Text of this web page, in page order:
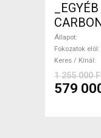
Állapot
Fokozatok elöl
Keres / Kínál
1 255 000
579